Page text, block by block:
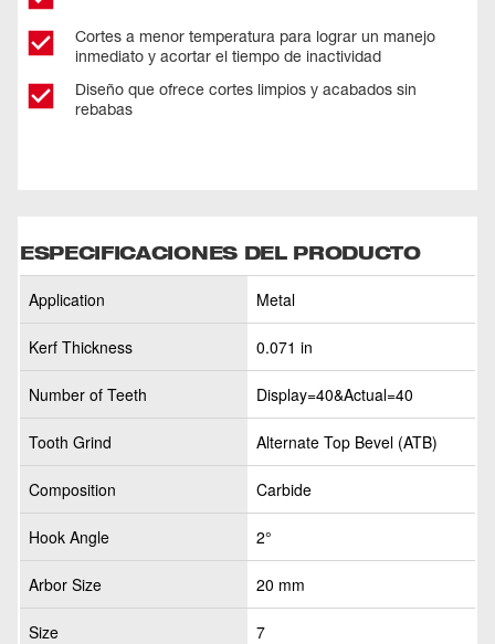
Cortes a menor temperatura para lograr un manejo
inmediato y acortar el tiempo de inactividad
Diseño que ofrece cortes limpios y acabados sin
rebabas
ESPECIFICACIONES DEL PRODUCTO
Application Metal
Kerf Thickness 0.071 in
Number of Teeth Display=40&Actual=40
Tooth Grind Alternate Top Bevel (ATB)
Composition Carbide
Hook Angle 2°
Arbor Size 20 mm
Size 7